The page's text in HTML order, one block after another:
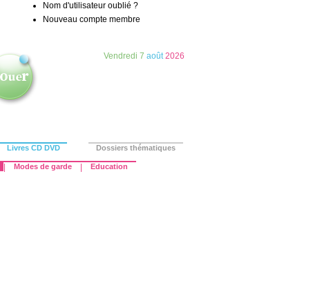
Nom d'utilisateur oublié ?
Nouveau compte membre
Vendredi 7 août2026
Livres CD DVD Dossiers thématiques
Modes de garde Education